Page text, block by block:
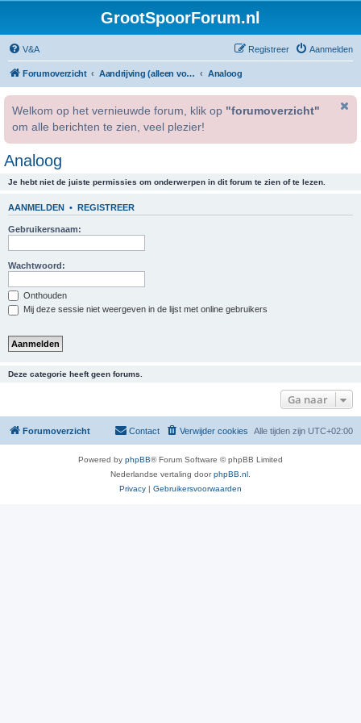
GrootSpoorForum.nl
V&A Aanmelden
Registreer
Forumoverzicht Aandrijving (alleen voor geregistreerde gebruikers). Analoog
Welkom op het vernieuwde forum, klik op "forumoverzicht"
om alle berichten te zien, veel plezier!
Analoog
Je hebt niet de juiste permissies om onderwerpen in dit forum te zien of te lezen.
AANMELDEN • REGISTREER
Gebruikersnaam:
Wachtwoord:
Onthouden
Mij deze sessie niet weergeven in de lijst met online gebruikers
Deze categorie heeft geen forums.
Ga naar
Forumoverzicht Alle tijden zijn UTC+02:00
Verwijder cookies
Contact
Powered by phpBB® Forum Software © phpBB Limited
Nederlandse vertaling doorphpBB.nl
Privacy | Gebruikersvoorwaarden